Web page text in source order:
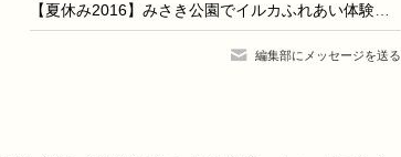
【夏休み2016】みさき公園でイルカふれあい体験、一緒に泳げるコースも
編集部にメッセージを送る